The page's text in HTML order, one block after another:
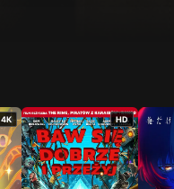
4K HD